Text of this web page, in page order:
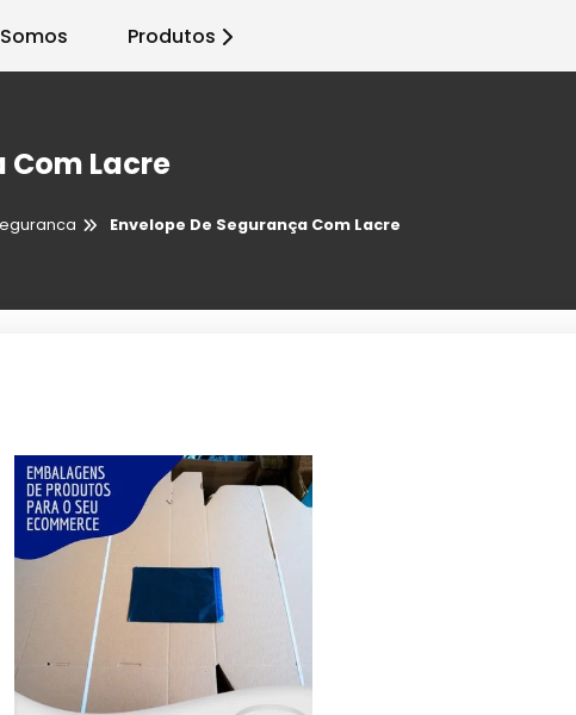
Produtos
Com Lacre
Envelope De Segurança Com Lacre